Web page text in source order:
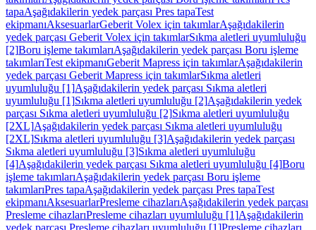
tapaAşağıdakilerin yedek parçası Pres tapaTest
ekipmanıAksesuarlarGeberit Volex için takımlarAşağıdakilerin
yedek parçası Geberit Volex için takımlarSıkma aletleri uyumluluğu
[2]Boru işleme takımlarıAşağıdakilerin yedek parçası Boru işleme
takımlarıTest ekipmanıGeberit Mapress için takımlarAşağıdakilerin
yedek parçası Geberit Mapress için takımlarSıkma aletleri
uyumluluğu [1]Aşağıdakilerin yedek parçası Sıkma aletleri
uyumluluğu [1]Sıkma aletleri uyumluluğu [2]Aşağıdakilerin yedek
parçası Sıkma aletleri uyumluluğu [2]Sıkma aletleri uyumluluğu
[2XL]Aşağıdakilerin yedek parçası Sıkma aletleri uyumluluğu
[2XL]Sıkma aletleri uyumluluğu [3]Aşağıdakilerin yedek parçası
Sıkma aletleri uyumluluğu [3]Sıkma aletleri uyumluluğu
[4]Aşağıdakilerin yedek parçası Sıkma aletleri uyumluluğu [4]Boru
işleme takımlarıAşağıdakilerin yedek parçası Boru işleme
takımlarıPres tapaAşağıdakilerin yedek parçası Pres tapaTest
ekipmanıAksesuarlarPresleme cihazlarıAşağıdakilerin yedek parçası
Presleme cihazlarıPresleme cihazları uyumluluğu [1]Aşağıdakilerin
yedek parçası Presleme cihazları uyumluluğu [1]Presleme cihazları